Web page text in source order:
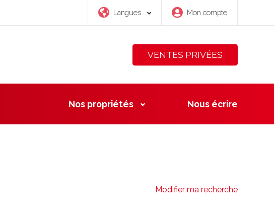
Langues Mon compte
VENTES PRIVÉES
Nos propriétés Nous écrire
Modifier ma recherche